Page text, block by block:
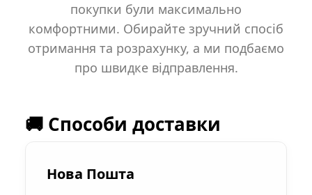
покупки були максимально
комфортними. Обирайте зручний спосіб
отримання та розрахунку, а ми подбаємо
про швидке відправлення.
🚚 Способи доставки
Нова Пошта